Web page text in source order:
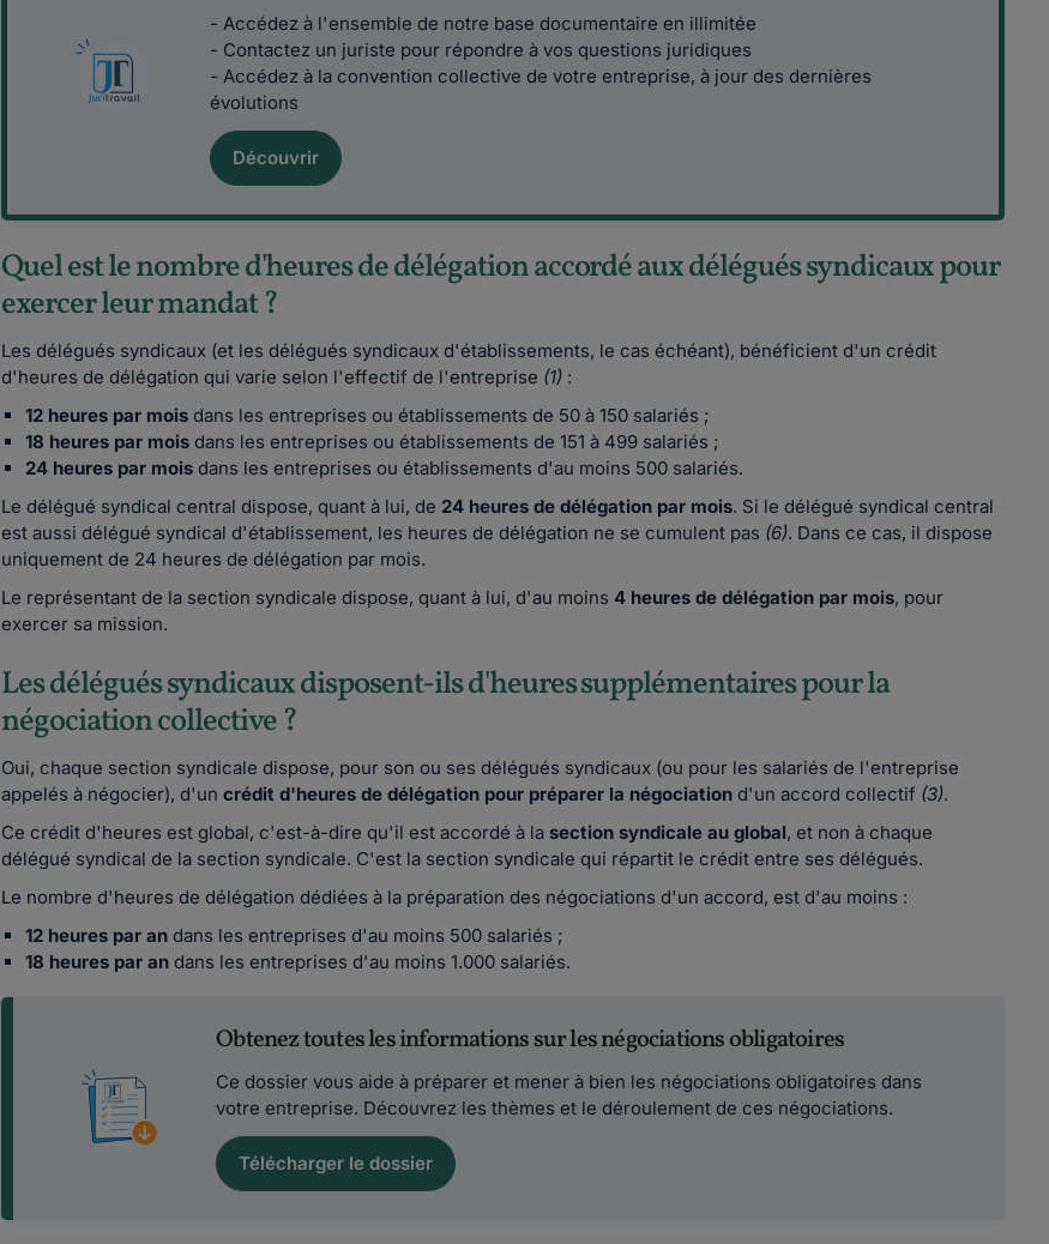
- Accédez à l'ensemble de notre base documentaire en illimitée
- Contactez un juriste pour répondre à vos questions juridiques
- Accédez à la convention collective de votre entreprise, à jour des dernières
évolutions
Découvrir
Quel est le nombre d'heures de délégation accordé aux délégués syndicaux pour
exercer leur mandat ?
Les délégués syndicaux (et les délégués syndicaux d'établissements, le cas échéant), bénéficient d'un crédit
d'heures de délégation qui varie selon l'effectif de l'entreprise (1) :
12 heures par mois dans les entreprises ou établissements de 50 à 150 salariés ;
18 heures par mois dans les entreprises ou établissements de 151 à 499 salariés ;
24 heures par mois dans les entreprises ou établissements d'au moins 500 salariés.
Le délégué syndical central dispose, quant à lui, de 24 heures de délégation par mois. Si le délégué syndical central
est aussi délégué syndical d'établissement, les heures de délégation ne se cumulent pas (6). Dans ce cas, il dispose
uniquement de 24 heures de délégation par mois.
Le représentant de la section syndicale dispose, quant à lui, d'au moins4 heures de délégation par mois, pour
exercer sa mission.
Les délégués syndicaux disposent-ils d'heures supplémentaires pour la
négociation collective ?
Oui, chaque section syndicale dispose, pour son ou ses délégués syndicaux (ou pour les salariés de l'entreprise
appelés à négocier), d'uncrédit d'heures de délégation pour préparer la négociation d'un accord collectif (3).
Ce crédit d'heures est global, c'est-à-dire qu'il est accordé à la section syndicale au global, et non à chaque
délégué syndical de la section syndicale. C'est la section syndicale qui répartit le crédit entre ses délégués.
Le nombre d'heures de délégation dédiées à la préparation des négociations d'un accord, est d'au moins :
12 heures par an dans les entreprises d'au moins 500 salariés ;
18 heures par an dans les entreprises d'au moins 1.000 salariés.
Obtenez toutes les informations sur les négociations obligatoires
Ce dossier vous aide à préparer et mener à bien les négociations obligatoires dans
votre entreprise. Découvrez les thèmes et le déroulement de ces négociations.
Télécharger le dossier